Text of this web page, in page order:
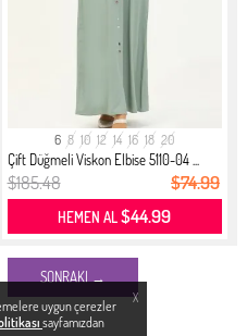
X
uygun çerezler
sayfamızdan
6 8 10 12 14 16 18 20
Çift Düğmeli Viskon Elbise 5110-04 ...
$185.48 $74.99
HEMEN AL$44.99
SONRAKI →